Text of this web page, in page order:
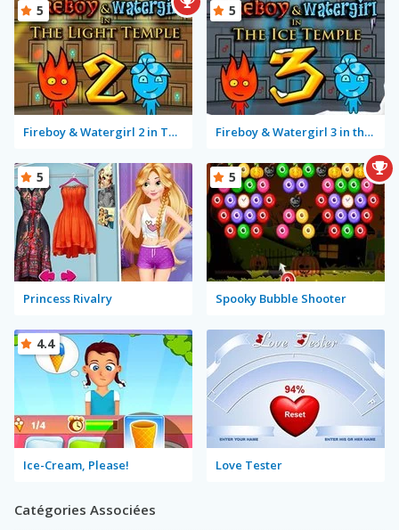
Fireboy & Watergirl 2 in The Light Temple
5
Fireboy & Watergirl 3 in the Ice Temple
5
Princess Rivalry
5
Spooky Bubble Shooter
5
Ice-Cream, Please!
4.4
Love Tester
Catégories Associées